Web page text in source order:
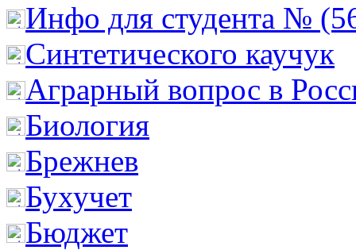
Инфо для студента №
Cинтетического каучук
Аграрный вопрос в
Биология
Брежнев
Бухучет
Бюджет